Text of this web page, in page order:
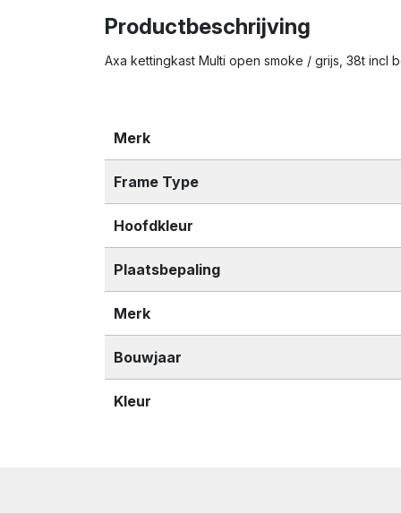
Productbeschrijving
Axa kettingkast Multi open smoke / grijs, 38t incl
Merk
Frame Type
Hoofdkleur
Plaatsbepaling
Merk
Bouwjaar
Kleur